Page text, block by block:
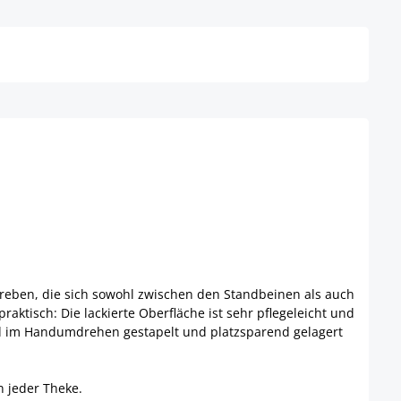
die sich sowohl zwischen den Standbeinen als auch
Die lackierte Oberfläche ist sehr pflegeleicht und
Handumdrehen gestapelt und platzsparend gelagert
jeder Theke.